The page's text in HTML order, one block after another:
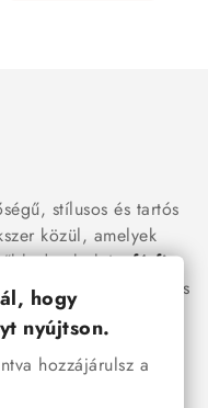
stílusos és tartós
közül, amelyek
darabok is:férfi
és
a
ékszerek közül
mindennapi
hogy
nyújtson.
hozzájárulsz a